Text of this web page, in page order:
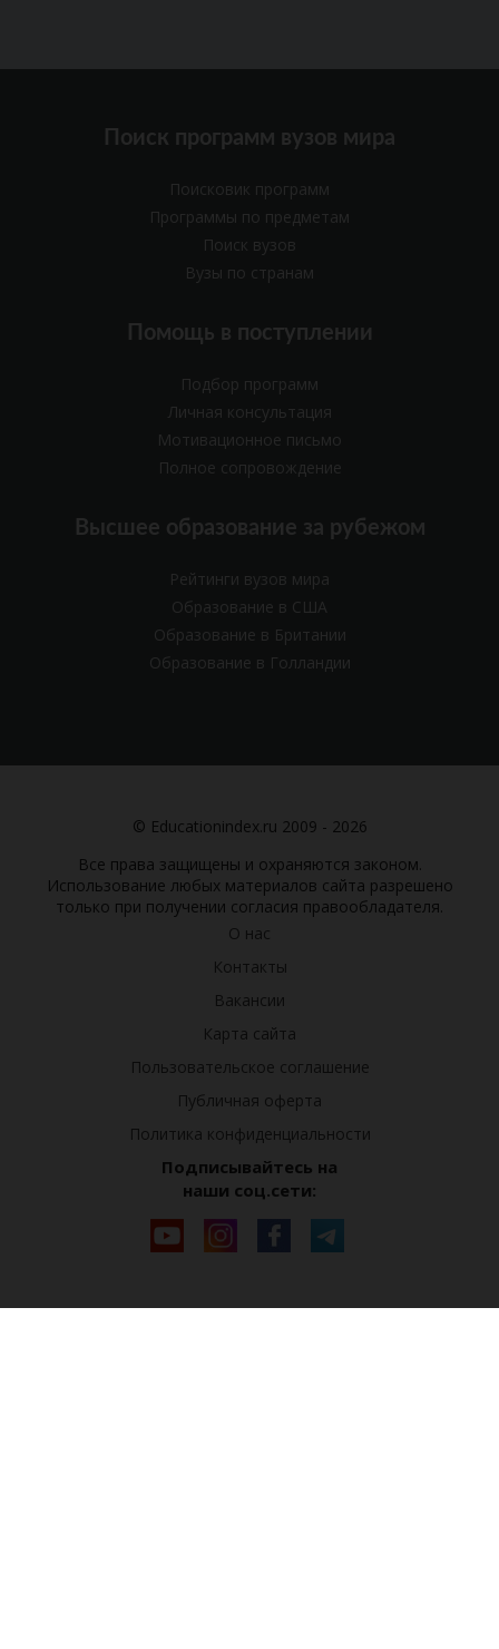
Поиск программ вузов мира
Поисковик программ
Программы по предметам
Поиск вузов
Вузы по странам
Помощь в поступлении
Подбор программ
Личная консультация
Мотивационное письмо
Полное сопровождение
Высшее образование за рубежом
Рейтинги вузов мира
Образование в США
Образование в Британии
Образование в Голландии
© Educationindex.ru 2009 - 2026
Все права защищены и охраняются законом.
Использование любых материалов сайта разрешено
только при получении согласия правообладателя.
О нас
Контакты
Вакансии
Карта сайта
Пользовательское соглашение
Публичная оферта
Политика конфиденциальности
Подписывайтесь на
наши соц.сети: